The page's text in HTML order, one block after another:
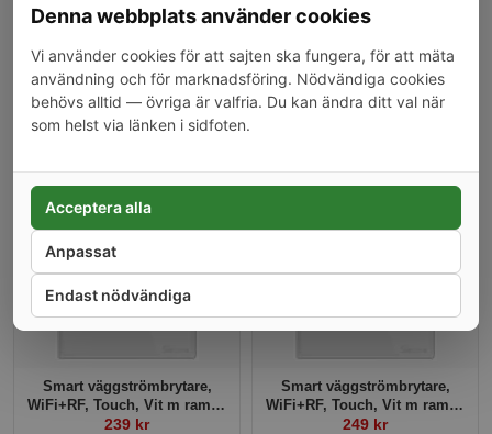
-17%
Smart väggströmbrytare,
WiFi+RF, Touch, Vit m ram, 1
kanal
239 kr
-24%
Smart väggströmbrytare,
WiFi+RF, Touch, Vit m ram, 2
kanaler
249 kr
Denna webbplats använder cookies
Vi använder cookies för att sajten ska fungera, för att mäta
användning och för marknadsföring. Nödvändiga cookies
behövs alltid — övriga är valfria. Du kan ändra ditt val när
som helst via länken i sidfoten.
Endast nödvändiga
Anpassat
Acceptera alla